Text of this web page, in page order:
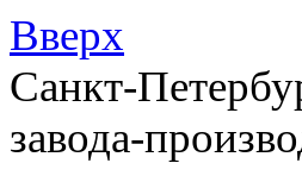
Вверх
Санкт-
завода-